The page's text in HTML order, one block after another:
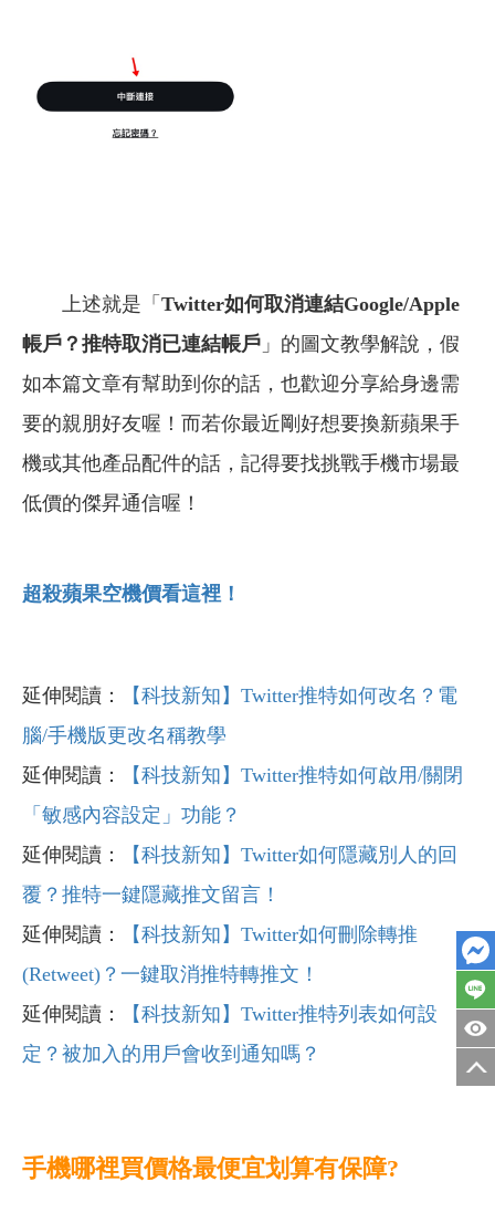
上述就是「 Twitter如何取消連結Google/Apple
帳戶？推特取消已連結帳戶 」的圖文教學解說， 假
如本篇文章有幫助到你的話，也歡迎分享給身邊需
要的親朋好友喔！而若你最近剛好想要換新蘋果手
機或其他產品配件的話，記得要找挑戰手機市場最
低價的傑昇通信喔！
超殺蘋果空機價看這裡！
延伸閱讀：
【科技新知】Twitter推特如何改名？電
腦/手機版更改名稱教學
延伸閱讀：
【科技新知】Twitter推特如何啟用/關閉
「敏感內容設定」功能？
延伸閱讀：
【科技新知】Twitter如何隱藏別人的回
覆？推特一鍵隱藏推文留言！
延伸閱讀：
【科技新知】Twitter如何刪除轉推
(Retweet)？一鍵取消推特轉推文！
延伸閱讀：
【科技新知】Twitter推特列表如何設
定？被加入的用戶會收到通知嗎？
手機哪裡買價格最便宜划算有保障?